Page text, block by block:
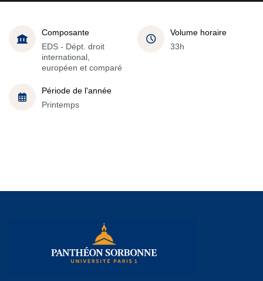
Composante
EDS - Dépt. droit
international,
européen et comparé
Volume horaire
33h
Période de l'année
Printemps